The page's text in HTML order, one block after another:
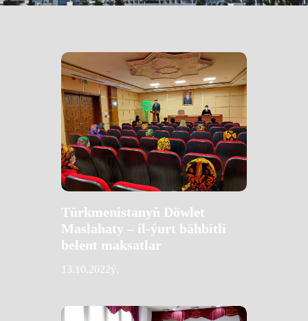
Türkmenistanyň Döwlet
Maslahaty – il-ýurt bähbitli
belent maksatlar
13.10.2022ý.